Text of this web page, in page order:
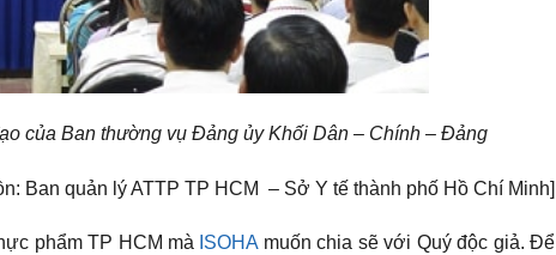
của Ban thường vụ Đảng ủy Khối Dân – Chính – Đảng
Ban quản lý ATTP TP HCM – Sở Y tế thành phố Hồ Chí Minh]
phẩm TP HCM mà ISOHA muốn chia sẽ với Quý độc giả. Để